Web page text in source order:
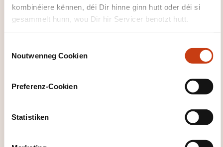
kombinéiere kënnen, déi Dir hinne ginn hutt oder déi si
gesammelt hunn, wou Dir hir Servicer benotzt hutt.
Noutwenneg Cookien
Preferenz-Cookien
Statistiken
Detailer gesinn
28.09.2026
Sech umellen